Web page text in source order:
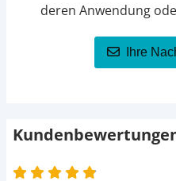
deren Anwendung
Ihre